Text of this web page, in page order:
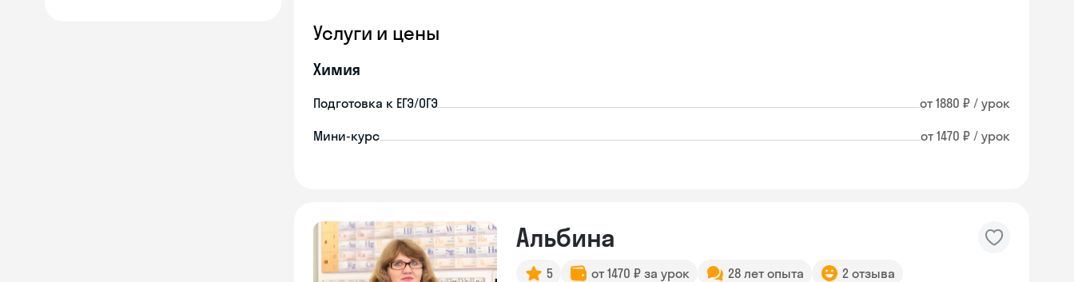
Услуги и цены
Химия
Подготовка к ЕГЭ/ОГЭ от 1880 ₽ / урок
Мини-курс от 1470 ₽ / урок
Альбина
5 от 1470 ₽ за урок 28 лет опыта 2 отзыва